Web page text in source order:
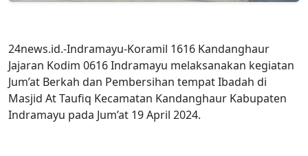
24news.id.-Indramayu-Koramil 1616 Kandanghaur
Jajaran Kodim 0616 Indramayu melaksanakan kegiatan
Jum’at Berkah dan Pembersihan tempat Ibadah di
Masjid At Taufiq Kecamatan Kandanghaur Kabupaten
Indramayu pada Jum’at 19 April 2024.